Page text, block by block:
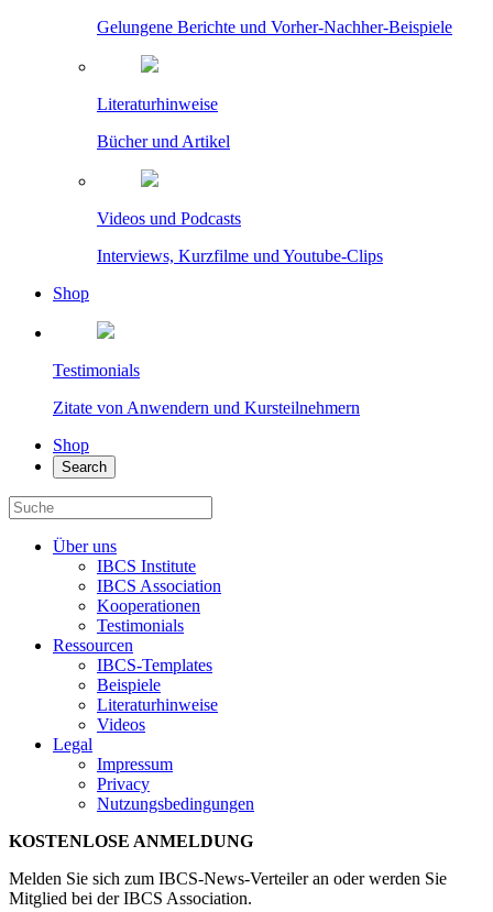
Gelungene Berichte und Vorher-Nachher-Beispiele
Literaturhinweise
Bücher und Artikel
Videos und Podcasts
Interviews, Kurzfilme und Youtube-Clips
Shop
Testimonials
Zitate von Anwendern und Kursteilnehmern
Shop
Search
Über uns
IBCS Institute
IBCS Association
Kooperationen
Testimonials
Ressourcen
IBCS-Templates
Beispiele
Literaturhinweise
Videos
Legal
Impressum
Privacy
Nutzungsbedingungen
KOSTENLOSE ANMELDUNG
Melden Sie sich zum IBCS-News-Verteiler an oder werden Sie
Mitglied bei der IBCS Association.